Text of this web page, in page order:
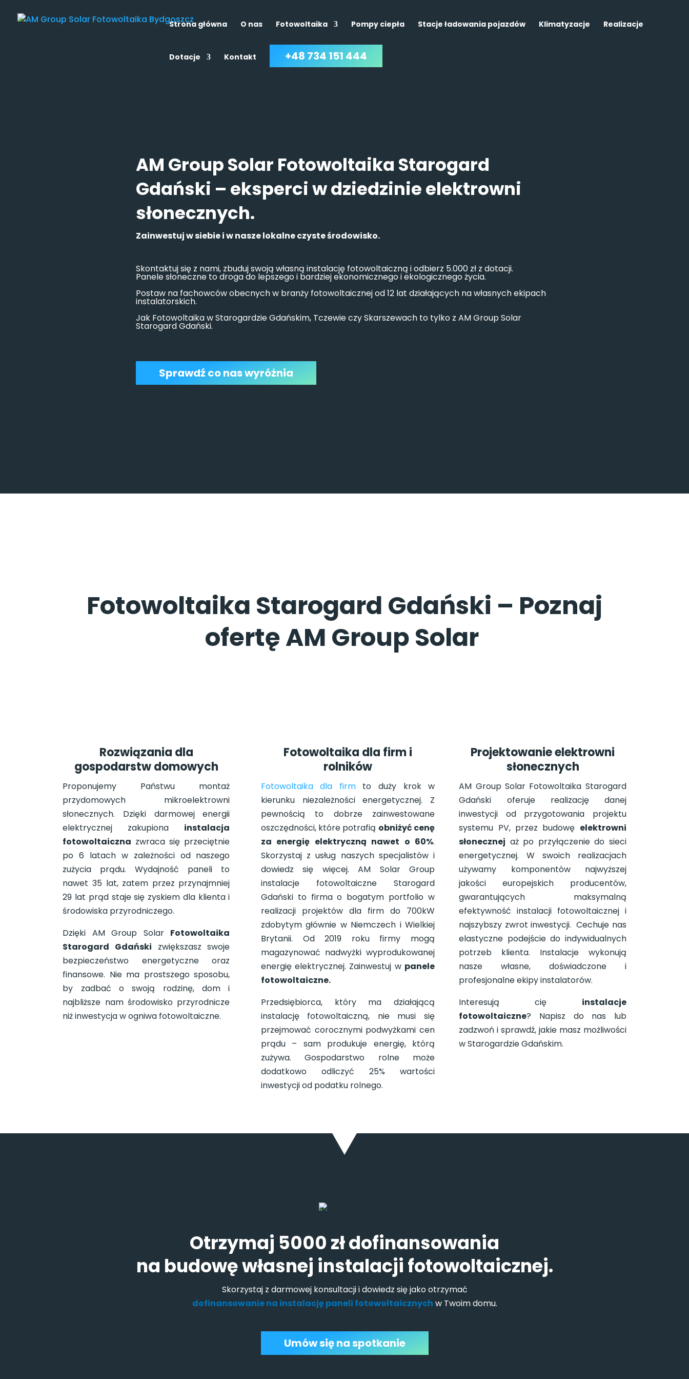
Strona główna O nas Fotowoltaika Pompy ciepła Stacje ładowania pojazdów Klimatyzacje Realizacje
Dotacje Kontakt +48 734 151 444
AM Group Solar Fotowoltaika Starogard
Gdański – eksperci w dziedzinie elektrowni
słonecznych.
Zainwestuj w siebie i w nasze lokalne czyste środowisko.
Skontaktuj się z nami, zbuduj swoją własną instalację fotowoltaiczną i odbierz 5.000 zł z dotacji.
Panele słoneczne to droga do lepszego i bardziej ekonomicznego i ekologicznego życia.
Postaw na fachowców obecnych w branży fotowoltaicznej od 12 lat działających na własnych ekipach
instalatorskich.
Jak Fotowoltaika w Starogardzie Gdańskim, Tczewie czy Skarszewach to tylko z AM Group Solar
Starogard Gdański.
Sprawdź co nas wyróżnia
Fotowoltaika Starogard Gdański – Poznaj
ofertę AM Group Solar
Rozwiązania dla
gospodarstw domowych
Proponujemy Państwu montaż
przydomowych mikroelektrowni
słonecznych. Dzięki darmowej energii
elektrycznej zakupiona instalacja
fotowoltaiczna zwraca się przeciętnie
po 6 latach w zależności od naszego
zużycia prądu. Wydajność paneli to
nawet 35 lat, zatem przez przynajmniej
29 lat prąd staje się zyskiem dla klienta i
środowiska przyrodniczego.
Dzięki AM Group Solar Fotowoltaika
Starogard Gdański zwiększasz swoje
bezpieczeństwo energetyczne oraz
finansowe. Nie ma prostszego sposobu,
by zadbać o swoją rodzinę, dom i
najbliższe nam środowisko przyrodnicze
niż inwestycja w ogniwa fotowoltaiczne.
Fotowoltaika dla firm i
rolników
Fotowoltaika dla firmto duży krok w
kierunku niezależności energetycznej. Z
pewnością to dobrze zainwestowane
oszczędności, które potrafią obniżyć cenę
za energię elektryczną nawet o 60%.
Skorzystaj z usług naszych specjalistów i
dowiedz się więcej. AM Solar Group
instalacje fotowoltaiczne Starogard
Gdański to firma o bogatym portfolio w
realizacji projektów dla firm do 700kW
zdobytym głównie w Niemczech i Wielkiej
Brytanii. Od 2019 roku firmy mogą
magazynować nadwyżki wyprodukowanej
energię elektrycznej. Zainwestuj w panele
fotowoltaiczne.
Przedsiębiorca, który ma działającą
instalację fotowoltaiczną, nie musi się
przejmować corocznymi podwyżkami cen
prądu – sam produkuje energię, którą
zużywa. Gospodarstwo rolne może
dodatkowo odliczyć 25% wartości
inwestycji od podatku rolnego.
Projektowanie elektrowni
słonecznych
AM Group Solar Fotowoltaika Starogard
Gdański oferuje realizację danej
inwestycji od przygotowania projektu
systemu PV, przez budowę elektrowni
słonecznej aż po przyłączenie do sieci
energetycznej. W swoich realizacjach
używamy komponentów najwyższej
jakości europejskich producentów,
gwarantujących maksymalną
efektywność instalacji fotowoltaicznej i
najszybszy zwrot inwestycji. Cechuje nas
elastyczne podejście do indywidualnych
potrzeb klienta. Instalacje wykonują
nasze własne, doświadczone i
profesjonalne ekipy instalatorów.
Interesują cię instalacje
fotowoltaiczne? Napisz do nas lub
zadzwoń i sprawdź, jakie masz możliwości
w Starogardzie Gdańskim.
Otrzymaj 5000 zł dofinansowania
na budowę własnej instalacji fotowoltaicznej.
Skorzystaj z darmowej konsultacji i dowiedz się jako otrzymać
dofinansowanie na instalację paneli fotowoltaicznych w Twoim domu.
Umów się na spotkanie